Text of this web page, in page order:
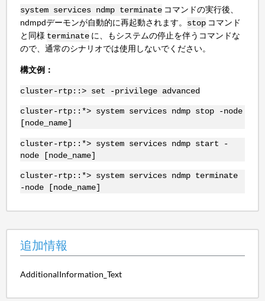
system services ndmp terminateコマンドの実行後、
ndmpdデーモンが自動的に再起動されます。 stopコマンド
と同様 terminateに、もシステムの停止を伴うコマンドな
ので、通常のシナリオでは使用しないでください。
構文例：
cluster-rtp::> set -privilege advanced
cluster-rtp::*> system services ndmp stop -node
[node_name]
cluster-rtp::*> system services ndmp start -
node [node_name]
cluster-rtp::*> system services ndmp terminate
-node [node_name]
追加情報
AdditionalInformation_Text